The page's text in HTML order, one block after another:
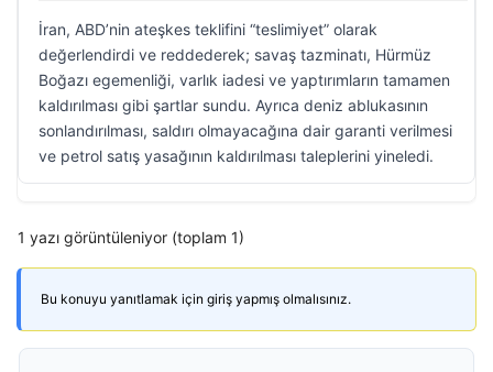
İran, ABD’nin ateşkes teklifini “teslimiyet” olarak
değerlendirdi ve reddederek; savaş tazminatı, Hürmüz
Boğazı egemenliği, varlık iadesi ve yaptırımların tamamen
kaldırılması gibi şartlar sundu. Ayrıca deniz ablukasının
sonlandırılması, saldırı olmayacağına dair garanti verilmesi
ve petrol satış yasağının kaldırılması taleplerini yineledi.
1 yazı görüntüleniyor (toplam 1)
Bu konuyu yanıtlamak için giriş yapmış olmalısınız.